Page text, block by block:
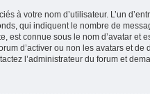
à votre nom d’utilisateur. L’un
qui indiquent le nombre de
est connue sous le nom d’avatar et
d’activer ou non les avatars et de
l’administrateur du forum et